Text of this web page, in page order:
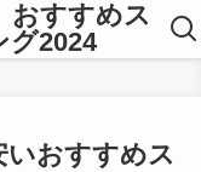
おすすめス
グ2024
おすすめス